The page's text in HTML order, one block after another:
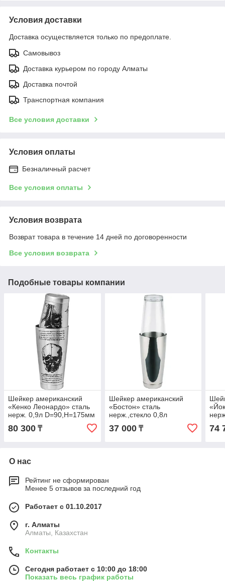
Условия доставки
Доставка осуществляется только по предоплате.
Самовывоз
Доставка курьером по городу Алматы
Доставка почтой
Транспортная компания
Все условия доставки
Условия оплаты
Безналичный расчет
Все условия оплаты
Условия возврата
Возврат товара в течение 14 дней по договоренности
Все условия возврата
Подобные товары компании
Шейкер американский
«Кенко Леонардо» сталь
нерж. 0,9л D=90,H=175мм
серебрист.
80 300 ₸
Шейкер американский
«Бостон» сталь
нерж.,стекло 0,8л
D=95,H=300мм
серебрист.,прозр.
37 000₸ 74
О нас
Рейтинг не сформирован
Менее 5 отзывов за последний год
Работает с 01.10.2017
г. Алматы
Алматы, Казахстан
Контакты
Сегодня работает с 10:00 до 18:00
Показать весь график работы